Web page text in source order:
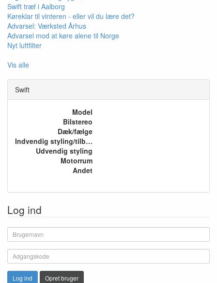
Swift træf i Aalborg
Køreklar til vinteren - eller vil du lære det?
Advarsel: Værksted Århus
Advarsel mod at køre alene til Norge
Nyt luftfilter
Vis alle
Swift
Model
Bilstereo
Dæk/fælge
Indvendig styling/tilbehør
Udvendig styling
Motorrum
Andet
Log ind
Log ind Opret bruger